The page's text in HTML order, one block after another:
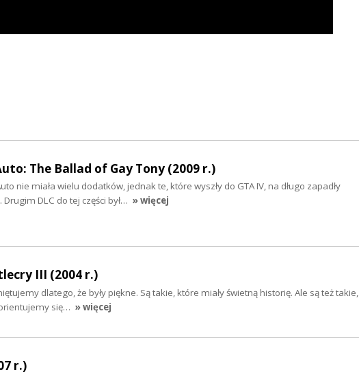
The Ballad of Gay Tony (2009 r.)
nie miała wielu dodatków, jednak te, które wyszły do GTA IV, na długo zapadły
DLC do tej części był… » więcej
III (2004 r.)
dlatego, że były piękne. Są takie, które miały świetną historię. Ale są też takie,
się… » więcej
r.)